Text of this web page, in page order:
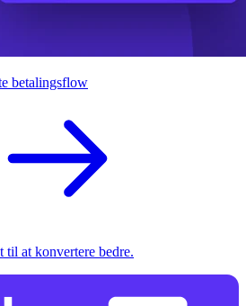
betalingsflow
til at konvertere bedre.